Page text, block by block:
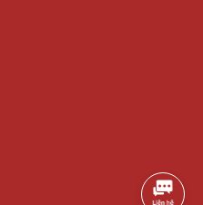
tế và độc đáo. Rất hài